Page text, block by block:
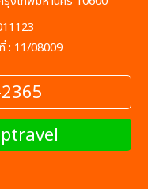
: 11/08009